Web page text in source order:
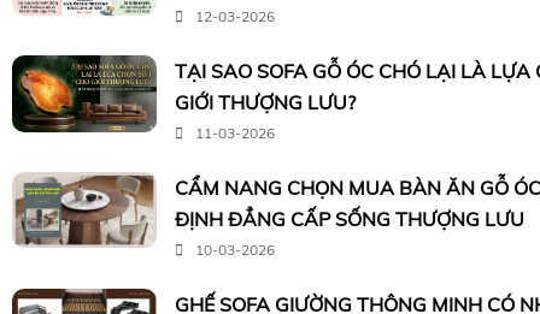
12-03-2026
TẠI SAO SOFA GỖ ÓC CHÓ LẠI LÀ LỰA
GIỚI THƯỢNG LƯU?
11-03-2026
CẨM NANG CHỌN MUA BÀN ĂN GỖ
ĐỊNH ĐẲNG CẤP SỐNG THƯỢNG LƯU
10-03-2026
GHẾ SOFA GIƯỜNG THÔNG MINH CÓ